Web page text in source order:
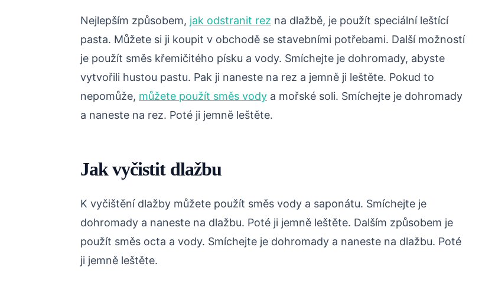
Nejlepším způsobem, jak odstranit rez na dlažbě, je použít speciální leštící
pasta. Můžete si ji koupit v obchodě se stavebními potřebami. Další možností
je použít směs křemičitého písku a vody. Smíchejte je dohromady, abyste
vytvořili hustou pastu. Pak ji naneste na rez a jemně ji leštěte. Pokud to
nepomůže, můžete použít směs vody a mořské soli. Smíchejte je dohromady
a naneste na rez. Poté ji jemně leštěte.
Jak vyčistit dlažbu
K vyčištění dlažby můžete použít směs vody a saponátu. Smíchejte je
dohromady a naneste na dlažbu. Poté ji jemně leštěte. Dalším způsobem je
použít směs octa a vody. Smíchejte je dohromady a naneste na dlažbu. Poté
ji jemně leštěte.